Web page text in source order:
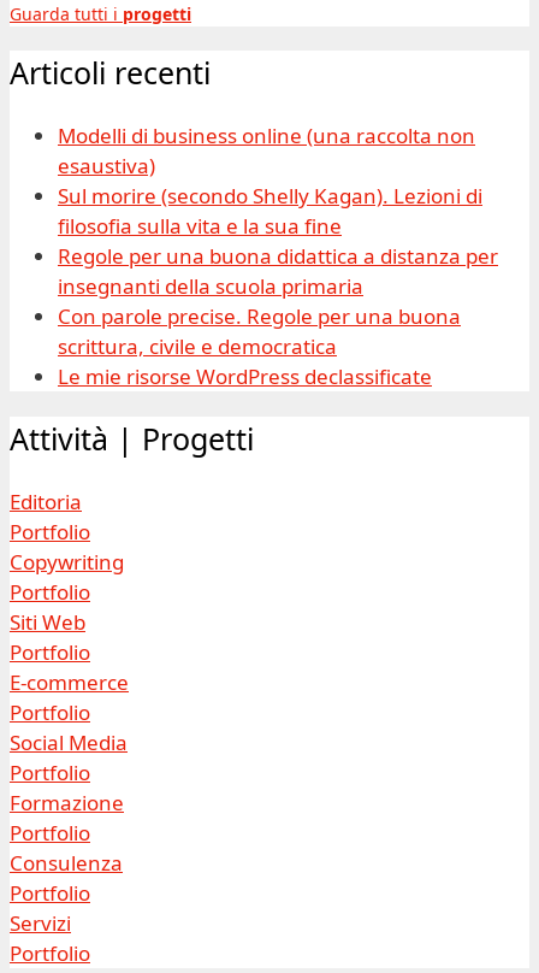
Guarda tutti i progetti
Articoli recenti
Modelli di business online (una raccolta non
esaustiva)
Sul morire (secondo Shelly Kagan). Lezioni di
filosofia sulla vita e la sua fine
Regole per una buona didattica a distanza per
insegnanti della scuola primaria
Con parole precise. Regole per una buona
scrittura, civile e democratica
Le mie risorse WordPress declassificate
Attività | Progetti
Editoria
Portfolio
Copywriting
Portfolio
Siti Web
Portfolio
E-commerce
Portfolio
Social Media
Portfolio
Formazione
Portfolio
Consulenza
Portfolio
Servizi
Portfolio